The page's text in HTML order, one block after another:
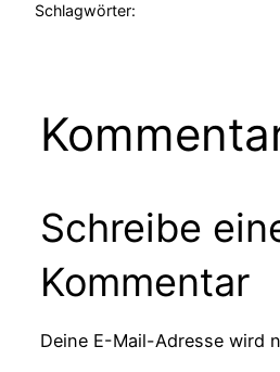
Schlagwörter:
Schreibe
Kommentar
Deine E-Mail-Adresse wird